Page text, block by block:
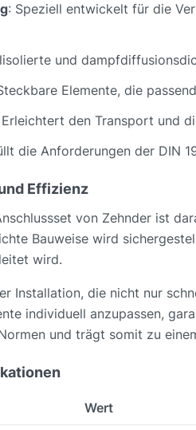
: Speziell entwickelt für die
und
Elemente, die
Erleichtert den Transport und
die Anforderungen der DIN
Effizienz
von Zehnder ist
Bauweise wird
wird.
Installation, die nicht nur
individuell anzupassen,
und trägt somit zu
Wert